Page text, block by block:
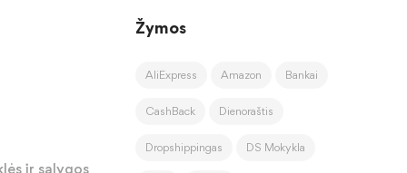
ir sąlygos
Žymos
AliExpress Amazon Bankai
CashBack Dienoraštis
Dropshippingas DS Mokykla